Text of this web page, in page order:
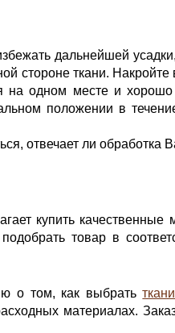
дальнейшей
стороне ткани.
на одном месте и
положении в
отвечает ли
купить качественные
товар в
о том, как выбрать
материалах.